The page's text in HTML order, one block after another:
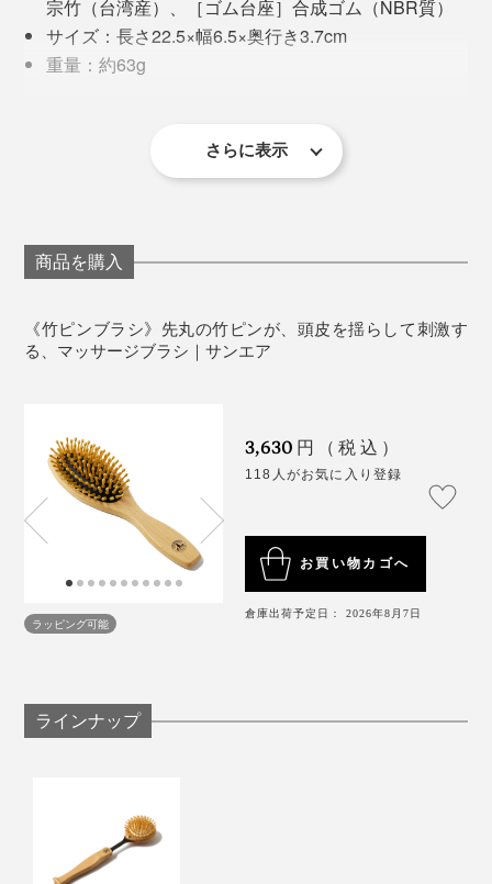
髪が長い場合は、絡んだ毛先からとかし、その後根本か
ら毛先に滑らすようにとかします。
リフトアップ
感激のお手紙が届くことも多々。中には、「亡くなった
深い愛情の連鎖が伝わるエピソードです。
いくらズボラな私でも、髪をとかさない日はない。『竹
ピンブラシ』があれば、髪をとかすついでに頭皮ケアも
使ってみて気づいたのですが、私の場合、一日中PC仕
事をした後は、頭頂部の右後ろあたりが特に硬くなって
覚がなくても、身体はサインを出しているんだなと実感
しました。
ントンたたくと、“イタ気持ちいい”から、“すごく気持ち
いい”へ変化。
宗竹（台湾産）、［ゴム台座］合成ゴム（NBR質）
サイズ：長さ22.5×幅6.5×奥行き3.7cm
重量：約63g
トベト油、パッテング過ぎなど)に影響され、劣化が早まります。
まめに取り除いて下さい。
さらに表示
商品を購入
《竹ピンブラシ》先丸の竹ピンが、頭皮を揺らして刺激す
る、マッサージブラシ｜サンエア
ラッピング可能
3,630 円（税込）
118人がお気に入り登録
お買い物カゴへ
倉庫出荷予定日： 2026年8月7日
ラインナップ